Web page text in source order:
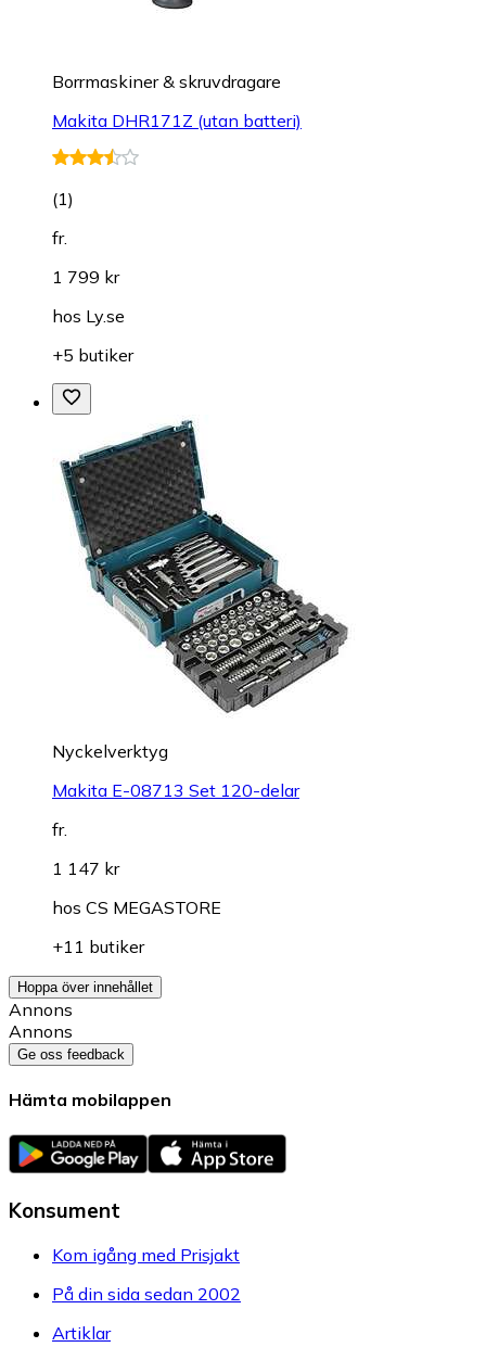
Borrmaskiner & skruvdragare
Makita DHR171Z (utan batteri)
(1)
fr.
1 799 kr
hos Ly.se
+5 butiker
Nyckelverktyg
Makita E-08713 Set 120-delar
fr.
1 147 kr
hos CS MEGASTORE
+11 butiker
Hoppa över innehållet
Annons
Annons
Ge oss feedback
Hämta mobilappen
Konsument
Kom igång med Prisjakt
På din sida sedan 2002
Artiklar